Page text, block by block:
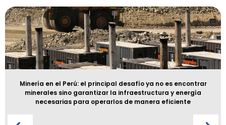
Minería en el Perú: el principal desafío ya no es encontrar
minerales sino garantizar la infraestructura y energía
necesarias para operarlos de manera eficiente